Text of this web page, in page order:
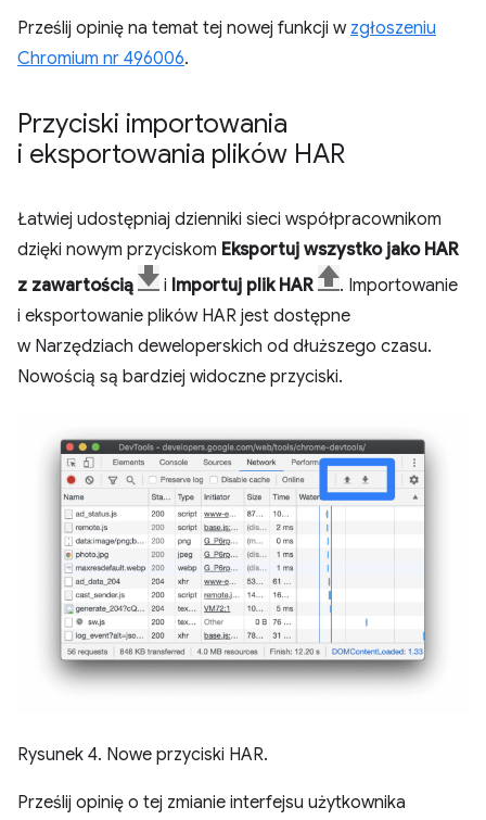
Prześlij opinię na temat tej nowej funkcji w zgłoszeniu
Chromium nr 496006.
Przyciski importowania
i eksportowania plików HAR
Łatwiej udostępniaj dzienniki sieci współpracownikom
dzięki nowym przyciskom Eksportuj wszystko jako HAR
z zawartością
i Importuj plik HAR
. Importowanie
i eksportowanie plików HAR jest dostępne
w Narzędziach deweloperskich od dłuższego czasu.
Nowością są bardziej widoczne przyciski.
Rysunek 4. Nowe przyciski HAR.
Prześlij opinię o tej zmianie interfejsu użytkownika